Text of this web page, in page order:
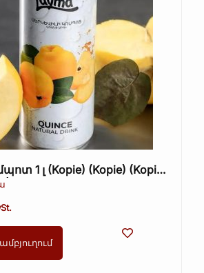
1 լ (Kopie) (Kopie) (Kopie)